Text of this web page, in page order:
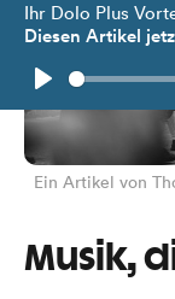
Ihr Dolo Plus
Diesen Artikel
Play
Ein Artikel von
Musik,